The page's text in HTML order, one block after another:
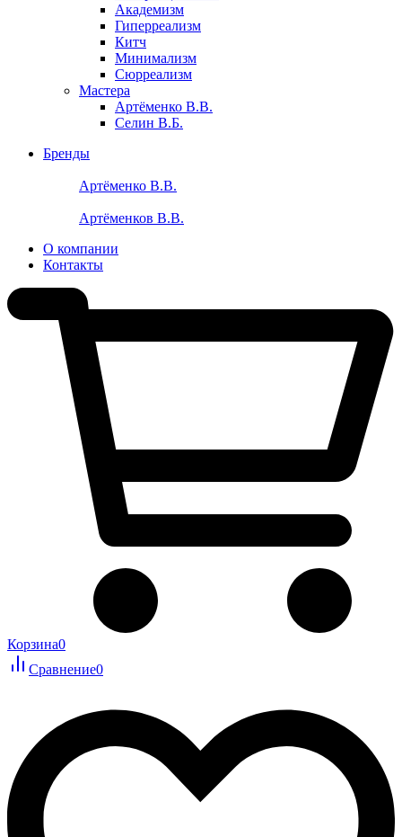
Академизм
Гиперреализм
Китч
Минимализм
Сюрреализм
Мастера
Артёменко В.В.
Селин В.Б.
Бренды
Артёменко В.В.
Артёменков В.В.
О компании
Контакты
Корзина0
Сравнение0